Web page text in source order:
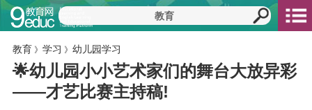
教育 》 学习 》 幼儿园学习
🌟幼儿园小小艺术家们的舞台大放异彩
——才艺比赛主持稿!